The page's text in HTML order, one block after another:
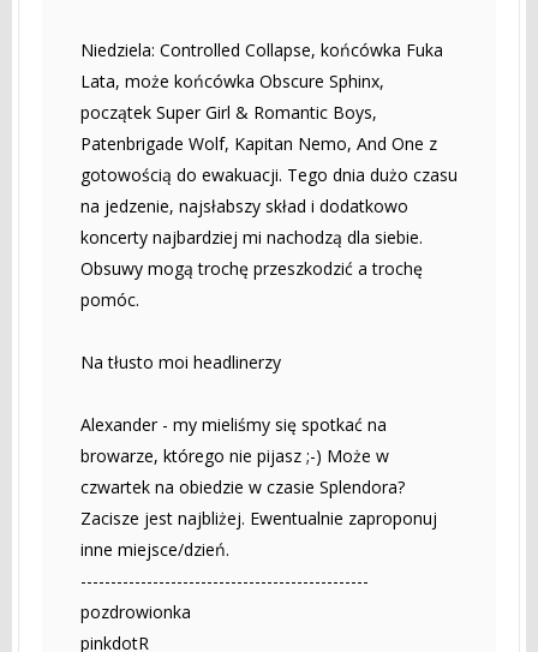
Niedziela: Controlled Collapse, końcówka Fuka
Lata, może końcówka Obscure Sphinx,
początek Super Girl & Romantic Boys,
Patenbrigade Wolf, Kapitan Nemo, And One z
gotowością do ewakuacji. Tego dnia dużo czasu
na jedzenie, najsłabszy skład i dodatkowo
koncerty najbardziej mi nachodzą dla siebie.
Obsuwy mogą trochę przeszkodzić a trochę
pomóc.
Na tłusto moi headlinerzy
Alexander - my mieliśmy się spotkać na
browarze, którego nie pijasz ;-) Może w
czwartek na obiedzie w czasie Splendora?
Zacisze jest najbliżej. Ewentualnie zaproponuj
inne miejsce/dzień.
------------------------------------------------
pozdrowionka
pinkdotR